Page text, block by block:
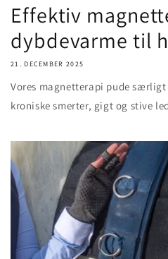
Effektiv
dybdevarme til
21. DECEMBER 2025
Vores magnetterapi pude
kroniske smerter, gigt og stive